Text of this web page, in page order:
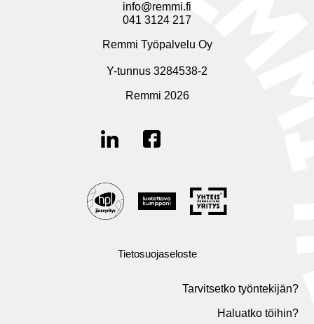
info@remmi.fi
041 3124 217
Remmi Työpalvelu Oy
Y-tunnus 3284538-2
Remmi 2026
Tietosuojaseloste
Tarvitsetko työntekijän?
Haluatko töihin?